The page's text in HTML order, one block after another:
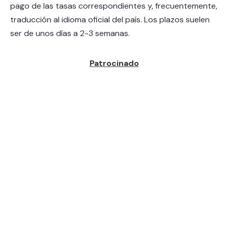
pago de las tasas correspondientes y, frecuentemente,
traducción al idioma oficial del país. Los plazos suelen
ser de unos días a 2-3 semanas.